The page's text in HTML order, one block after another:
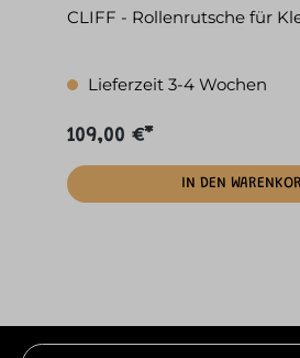
CLIFF - Rollenrutsche für
Lieferzeit 3-4 Wochen
109,00 €*
IN DEN